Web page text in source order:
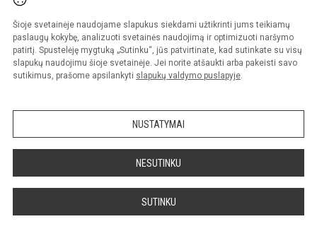
Šioje svetainėje naudojame slapukus siekdami užtikrinti jums teikiamų
paslaugų kokybę, analizuoti svetainės naudojimą ir optimizuoti naršymo
patirtį. Spustelėję mygtuką „Sutinku“, jūs patvirtinate, kad sutinkate su visų
slapukų naudojimu šioje svetainėje. Jei norite atšaukti arba pakeisti savo
sutikimus, prašome apsilankyti slapukų valdymo puslapyje.
NUSTATYMAI
NESUTINKU
SUTINKU
© 2020. Alytaus r. meno ir sporto mokykla. Visos teisės saugomos.
Kopijuoti turinį be raštiško mokyklos sutikimo griežtai draudžiama.
Prieinamumo paraiška Slapukų valdymas
Sumanus būdas atnaujinti